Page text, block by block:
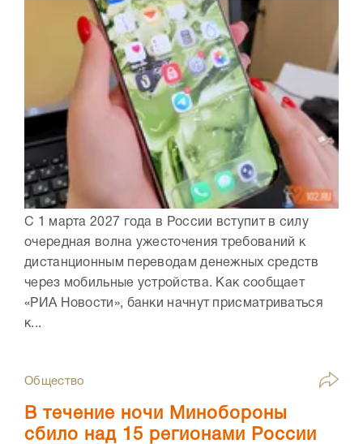
С 1 марта 2027 года в России вступит в силу
очередная волна ужесточения требований к
дистанционным переводам денежных средств
через мобильные устройства. Как сообщает
«РИА Новости», банки начнут присматриваться
к...
Общество
В течение ночи Минобороны
сбило над 15 регионами России